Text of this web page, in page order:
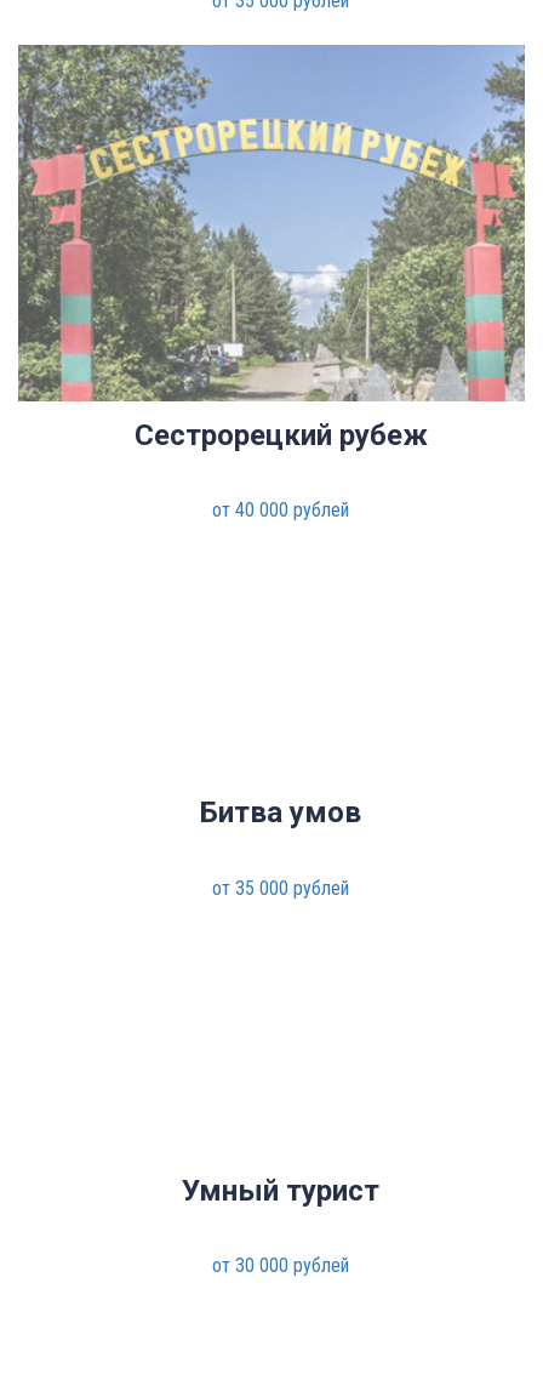
Сестрорецкий рубеж
от 40 000 рублей
Битва умов
от 35 000 рублей
Умный турист
от 30 000 рублей